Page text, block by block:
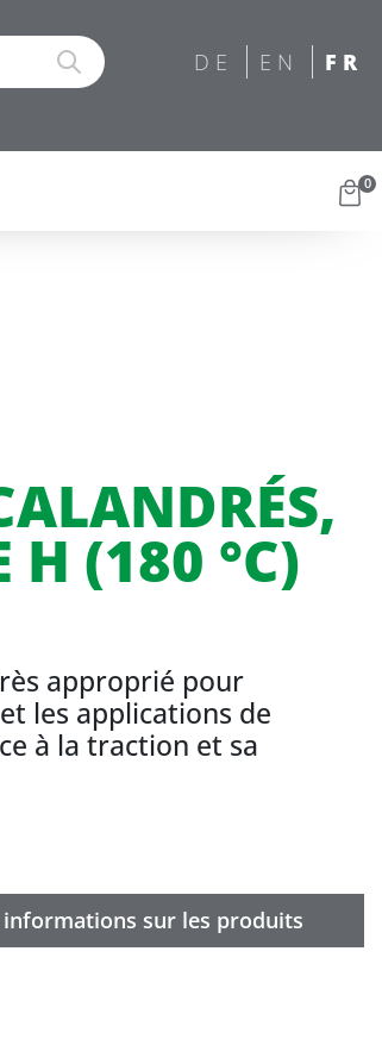
0
H (180 °C)
approprié pour
les applications de
à la traction et sa
informations sur les produits